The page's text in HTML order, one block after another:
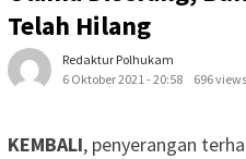
Telah Hilang
Redaktur Polhukam
6 Oktober 2021 - 20:58
696 views
KEMBALI, penyerangan